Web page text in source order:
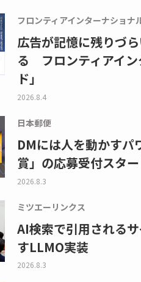
フロンティアインターナショナ
広告が記憶に残りづ
る フロンティアイン
ド」
2026.8.4
日本郵便
DMには人を動かすパ
賞」の応募受付スター
2026.8.3
ミツエーリンクス
AI検索で引用される
すLLMO実装
2026.8.3